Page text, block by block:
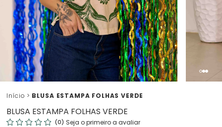
Início BLUSA ESTAMPA FOLHAS VERDE
BLUSA ESTAMPA FOLHAS VERDE
(0) Seja o primeiro a avaliar